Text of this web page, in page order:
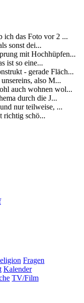
ich das Foto vor 2 ...
sonst dei...
mit Hochhüpfen...
ist so eine...
- gerade Fläch...
also M...
auch wohnen wol...
durch die J...
nur teilweise, ...
richtig schö...
Fragen
Kalender
TV/Film